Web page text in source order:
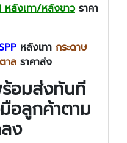
หลังเทา/หลังขาว ราคา
หลังเทา กระดาษ
าล ราคาส่ง
อมส่งทันที
อลูกค้าตาม
ง